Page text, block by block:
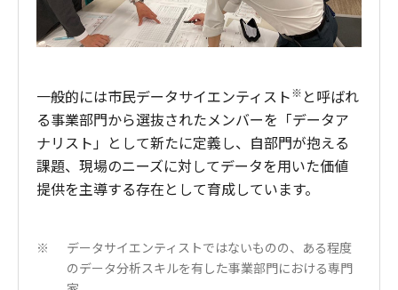
一般的には市民データサイエンティスト※ と呼ばれ
る事業部門から選抜されたメンバーを「データア
ナリスト」として新たに定義し、自部門が抱える
課題、現場のニーズに対してデータを用いた価値
提供を主導する存在として育成しています。
※
データサイエンティストではないものの、ある程度
のデータ分析スキルを有した事業部門における専門